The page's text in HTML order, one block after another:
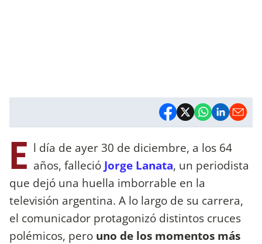
E l día de ayer 30 de diciembre, a los 64
años, falleció Jorge Lanata, un periodista
que dejó una huella imborrable en la
televisión argentina. A lo largo de su carrera,
el comunicador protagonizó distintos cruces
polémicos, pero uno de los momentos más